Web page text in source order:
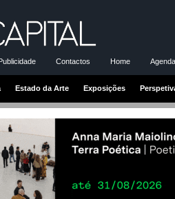
Contactos Home
Estado da Arte Exposições